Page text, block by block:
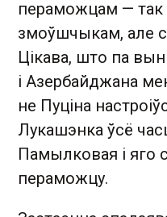
пераможцам — так
змоўшчыкам, але
Цікава, што па
і Азербайджана
не Пуціна
Лукашэнка ўсё
Памылковая і яго
пераможцу.